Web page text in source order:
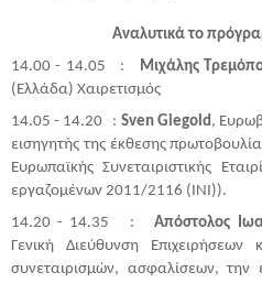
Αναλυτικά το
14.00 - 14.05 : Μιχάλης
(Ελλάδα) Χαιρετισμός
14.05 - 14.20 : Sven Giegold,
εισηγητής της έκθεσης
Ευρωπαϊκής Συνεταιριστικής
εργαζομένων 2011/2116 (INI)).
14.20 - 14.35 :Απόστολος
Γενική Διεύθυνση
συνεταιρισμών, ασφαλίσεων, την